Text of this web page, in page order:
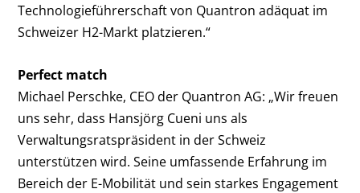
Technologieführerschaft von Quantron adäquat im
Schweizer H2-Markt platzieren.“
Perfect match
Michael Perschke, CEO der Quantron AG: „Wir freuen
uns sehr, dass Hansjörg Cueni uns als
Verwaltungsratspräsident in der Schweiz
unterstützen wird. Seine umfassende Erfahrung im
Bereich der E-Mobilität und sein starkes Engagement